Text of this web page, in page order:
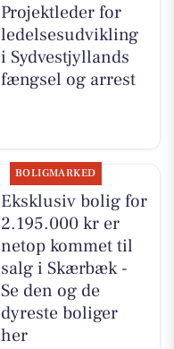
Projektleder for
ledelsesudvikling
i Sydvestjyllands
fængsel og arrest
BOLIGMARKED
Eksklusiv bolig for
2.195.000 kr er
netop kommet til
salg i Skærbæk -
Se den og de
dyreste boliger
her